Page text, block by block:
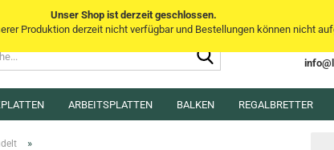
Lieferland
Unser Shop ist derzeit geschlossen.
Produktion derzeit nicht verfügbar und Bestellungen können nicht
ARBEITSPLATTEN BALKEN REGALBRETTER
»